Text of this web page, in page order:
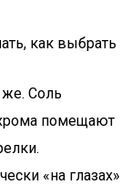
как выбрать
же. Соль
помещают
«на глазах»